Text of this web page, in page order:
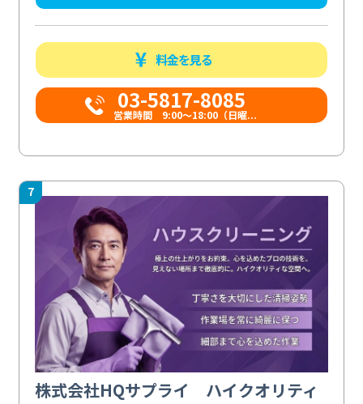
料金を見る
03-5817-8085
営業時間 9:00～18:00（日曜...
7
株式会社HQサプライ ハイクオリティ